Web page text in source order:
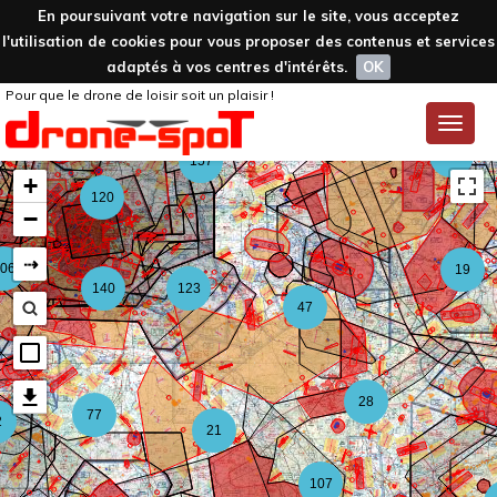
En poursuivant votre navigation sur le site, vous acceptez
l'utilisation de cookies pour vous proposer des contenus et services
adaptés à vos centres d'intérêts.
OK
Toggle
Pour que le drone de loisir soit un plaisir !
107
77
123
157
47
28
19
21
140
120
+
−
⇢